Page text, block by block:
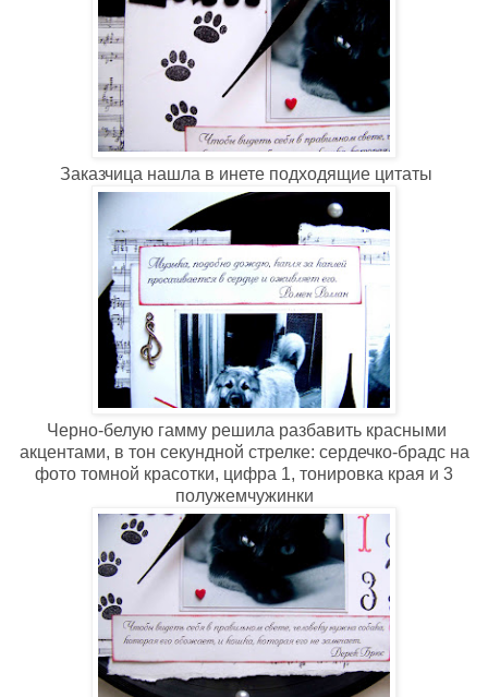
Заказчица нашла в инете подходящие цитаты
Черно-белую гамму решила разбавить красными
акцентами, в тон секундной стрелке: сердечко-брадс на
фото томной красотки, цифра 1, тонировка края и 3
полужемчужинки